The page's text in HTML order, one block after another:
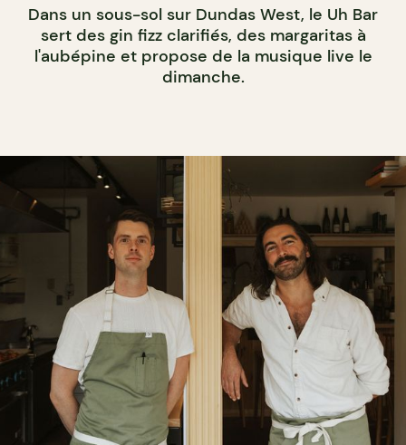
Dans un sous-sol sur Dundas West, le Uh Bar
sert des gin fizz clarifiés, des margaritas à
l'aubépine et propose de la musique live le
dimanche.